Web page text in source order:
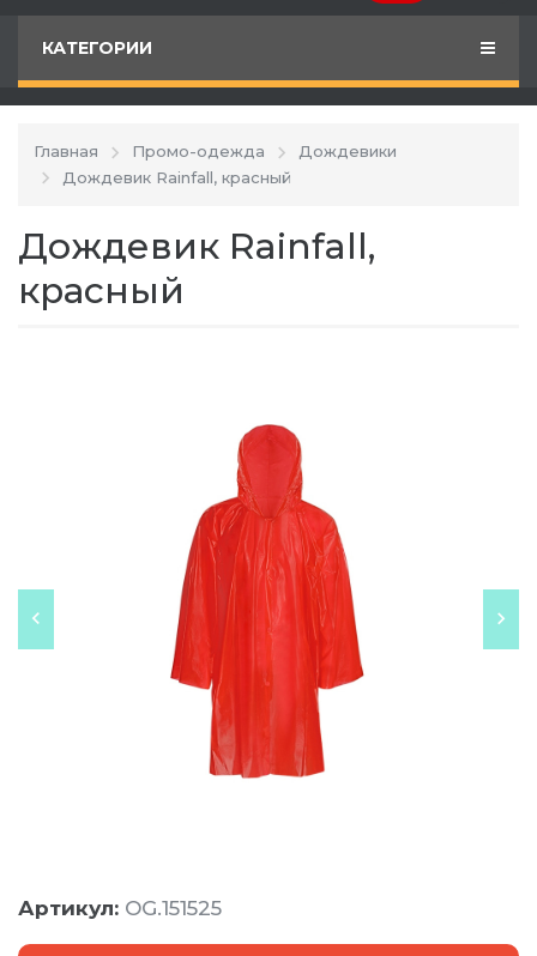
КАТЕГОРИИ
Главная Промо-одежда
Дождевики
Дождевик Rainfall, красный
Дождевик Rainfall,
красный
Артикул: OG.151525